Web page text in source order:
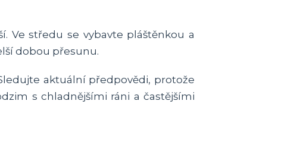
Ve středu se vybavte pláštěnkou a
dobou přesunu.
aktuální předpovědi, protože
s chladnějšími ráni a častějšími